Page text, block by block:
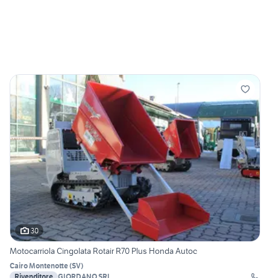
30
Motocarriola Cingolata Rotair R70 Plus Honda Autoc
Cairo Montenotte(SV)